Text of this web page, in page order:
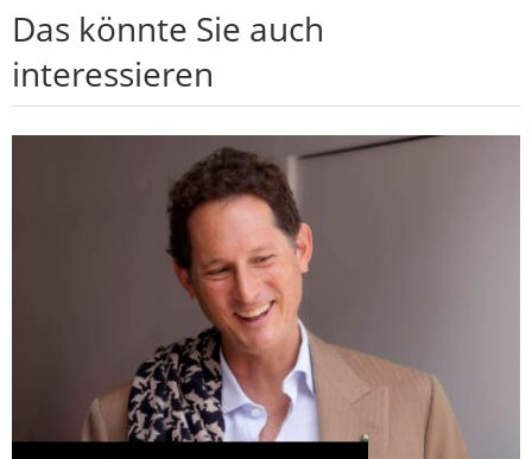
Das könnte Sie auch
interessieren